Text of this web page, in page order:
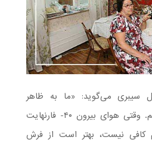
سیبری می‌گوید: «ما به ‌ظاهر
فرش‌ها اهمیت نمی‌دادیم. وقتی هوای بیرون ۴۰- فارنهایت
نیست، بهتر است از فرش